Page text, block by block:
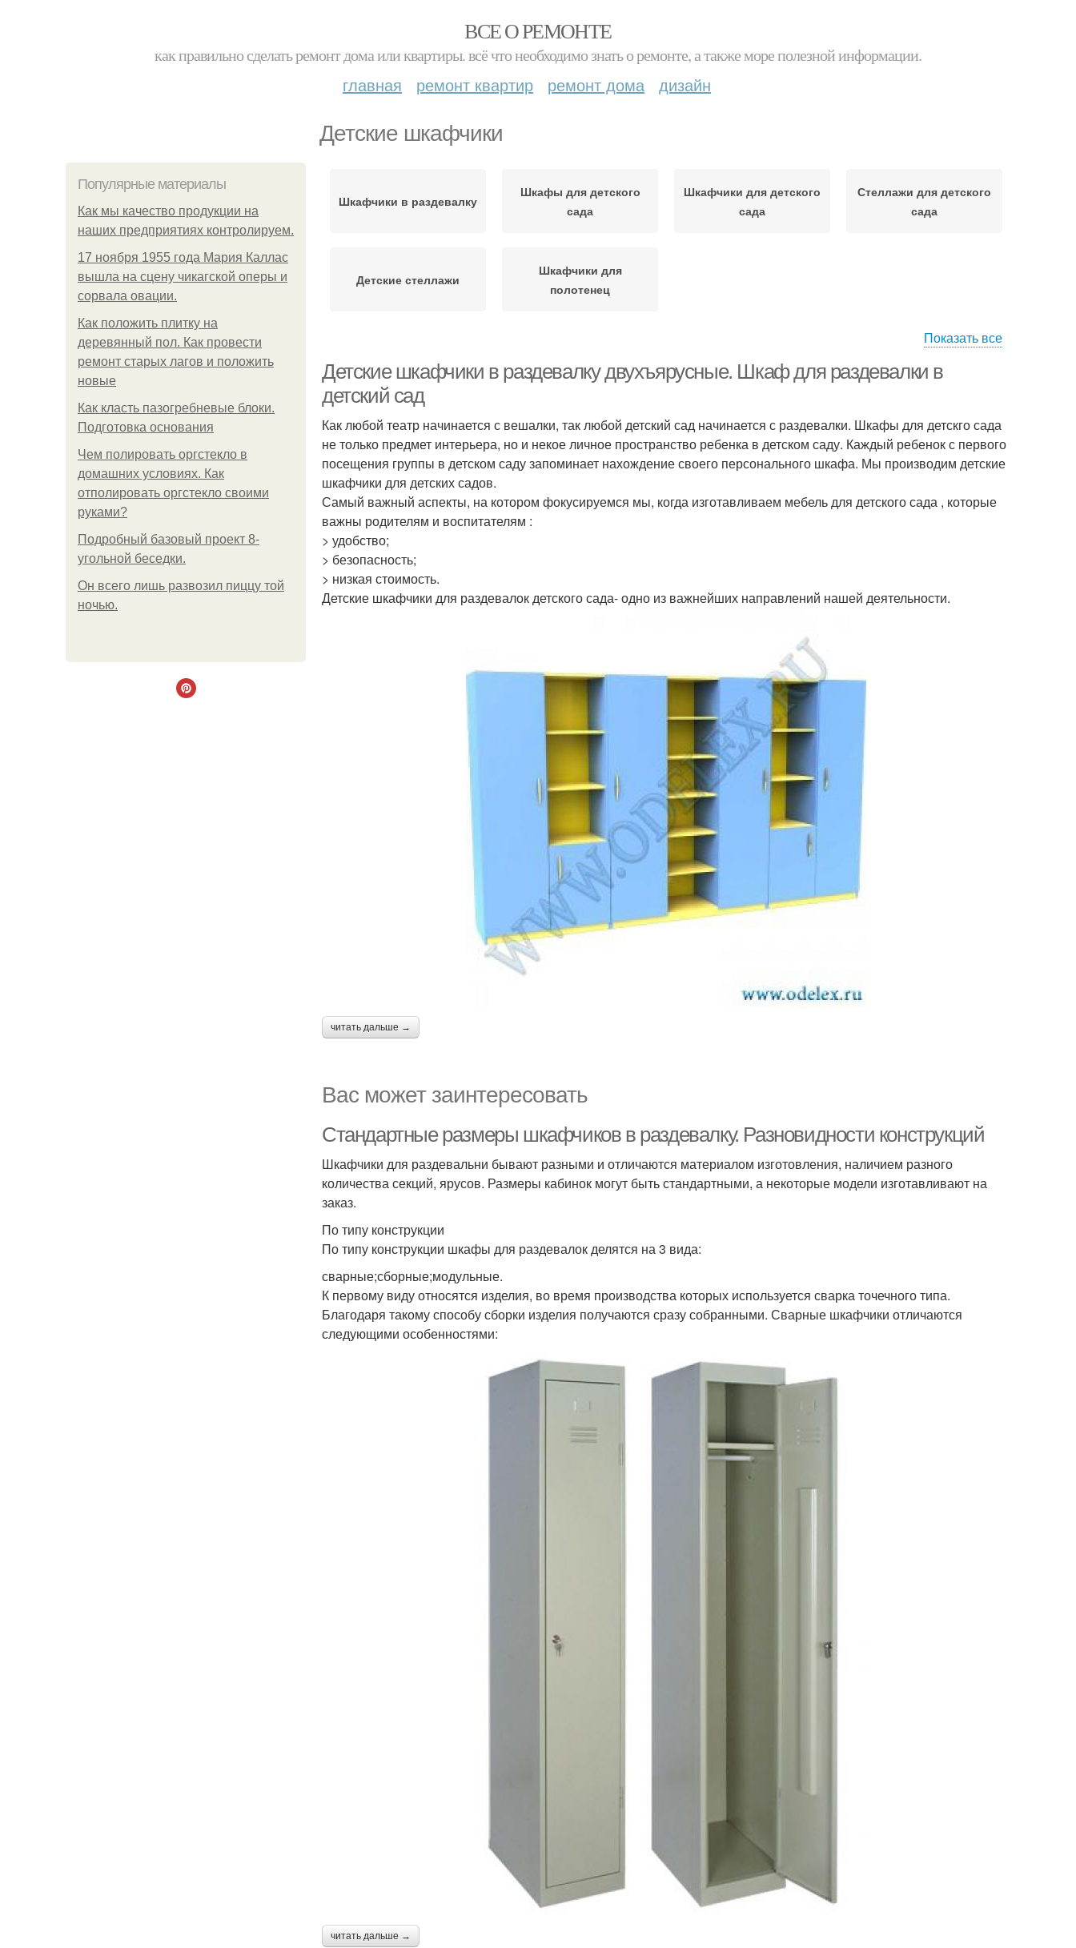
ВСЕ О РЕМОНТЕ
как правильно сделать ремонт дома или квартиры. всё что необходимо знать о ремонте, а также море полезной информации.
главная ремонт квартир ремонт дома дизайн
Детские шкафчики
Популярные материалы
Как мы качество продукции на
наших предприятиях контролируем.
17 ноября 1955 года Мария Каллас
вышла на сцену чикагской оперы и
сорвала овации.
Как положить плитку на
деревянный пол. Как провести
ремонт старых лагов и положить
новые
Как класть пазогребневые блоки.
Подготовка основания
Чем полировать оргстекло в
домашних условиях. Как
отполировать оргстекло своими
руками?
Подробный базовый проект 8-
угольной беседки.
Он всего лишь развозил пиццу той
ночью.
Шкафчики в раздевалку
Шкафы для детского
сада
Шкафчики для детского
сада
Стеллажи для детского
сада
Детские стеллажи
Шкафчики для
полотенец
Показать все
Детские шкафчики в раздевалку двухъярусные. Шкаф для раздевалки в
детский сад
Как любой театр начинается с вешалки, так любой детский сад начинается с раздевалки. Шкафы для детскго сада
не только предмет интерьера, но и некое личное пространство ребенка в детском саду. Каждый ребенок с первого
посещения группы в детском саду запоминает нахождение своего персонального шкафа. Мы производим детские
шкафчики для детских садов.
Самый важный аспекты, на котором фокусируемся мы, когда изготавливаем мебель для детского сада , которые
важны родителям и воспитателям :
> удобство;
> безопасность;
> низкая стоимость.
Детские шкафчики для раздевалок детского сада- одно из важнейших направлений нашей деятельности.
читать дальше →
Вас может заинтересовать
Стандартные размеры шкафчиков в раздевалку. Разновидности конструкций
Шкафчики для раздевальни бывают разными и отличаются материалом изготовления, наличием разного
количества секций, ярусов. Размеры кабинок могут быть стандартными, а некоторые модели изготавливают на
заказ.
По типу конструкции
По типу конструкции шкафы для раздевалок делятся на 3 вида:
сварные;сборные;модульные.
К первому виду относятся изделия, во время производства которых используется сварка точечного типа.
Благодаря такому способу сборки изделия получаются сразу собранными. Сварные шкафчики отличаются
следующими особенностями:
читать дальше →